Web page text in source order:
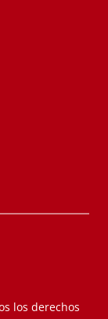
los derechos